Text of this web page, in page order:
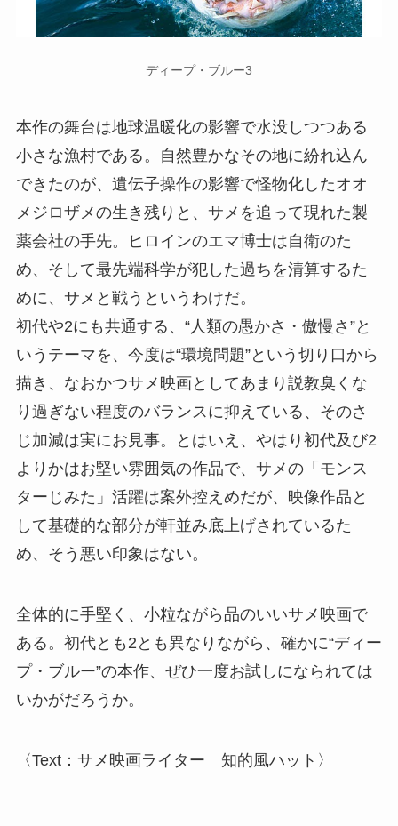
ディープ・ブルー3
本作の舞台は地球温暖化の影響で水没しつつある
小さな漁村である。自然豊かなその地に紛れ込ん
できたのが、遺伝子操作の影響で怪物化したオオ
メジロザメの生き残りと、サメを追って現れた製
薬会社の手先。ヒロインのエマ博士は自衛のた
め、そして最先端科学が犯した過ちを清算するた
めに、サメと戦うというわけだ。
初代や2にも共通する、“人類の愚かさ・傲慢さ”と
いうテーマを、今度は“環境問題”という切り口から
描き、なおかつサメ映画としてあまり説教臭くな
り過ぎない程度のバランスに抑えている、そのさ
じ加減は実にお見事。とはいえ、やはり初代及び2
よりかはお堅い雰囲気の作品で、サメの「モンス
ターじみた」活躍は案外控えめだが、映像作品と
して基礎的な部分が軒並み底上げされているた
め、そう悪い印象はない。
全体的に手堅く、小粒ながら品のいいサメ映画で
ある。初代とも2とも異なりながら、確かに“ディー
プ・ブルー”の本作、ぜひ一度お試しになられては
いかがだろうか。
〈Text：サメ映画ライター 知的風ハット〉